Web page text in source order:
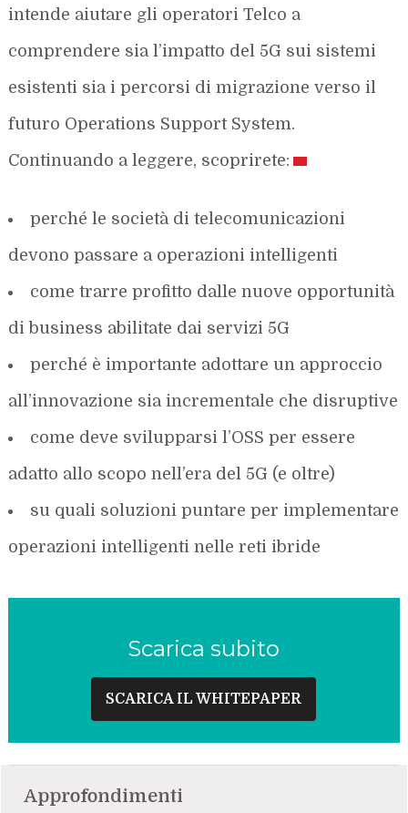
intende aiutare gli operatori Telco a
comprendere sia l’impatto del 5G sui sistemi
esistenti sia i percorsi di migrazione verso il
futuro Operations Support System.
Continuando a leggere, scoprirete:
perché le società di telecomunicazioni
devono passare a operazioni intelligenti
come trarre profitto dalle nuove opportunità
di business abilitate dai servizi 5G
perché è importante adottare un approccio
all’innovazione sia incrementale che disruptive
come deve svilupparsi l’OSS per essere
adatto allo scopo nell’era del 5G (e oltre)
su quali soluzioni puntare per implementare
operazioni intelligenti nelle reti ibride
Scarica subito
SCARICA IL WHITEPAPER
Approfondimenti